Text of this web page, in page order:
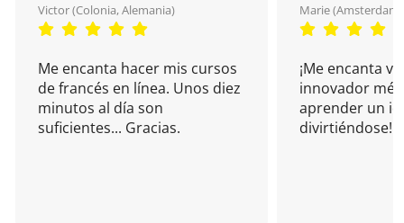
Victor (Colonia, Alemania)
Me encanta hacer mis cursos
de francés en línea. Unos diez
minutos al día son
suficientes... Gracias.
Marie (Amsterdam,
¡Me encanta
innovador
aprender un
divirtiéndose!